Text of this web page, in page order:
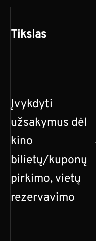
Tikslas
Įvykdyti
užsakymus dėl
kino
bilietų/kuponų
pirkimo, vietų
rezervavimo